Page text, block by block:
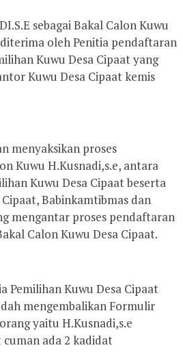
sebagai Bakal Calon Kuwu
oleh Penitia pendaftaran
Kuwu Desa Cipaat yang
Kuwu Desa Cipaat kemis
menyaksikan proses
Kuwu H.Kusnadi,s.e, antara
Kuwu Desa Cipaat beserta
Babinkamtibmas dan
mengantar proses pendaftaran
Calon Kuwu Desa Cipaat.
Pemilihan Kuwu Desa Cipaat
mengembalikan Formulir
yaitu H.Kusnadi,s.e
cuman ada 2 kadidat